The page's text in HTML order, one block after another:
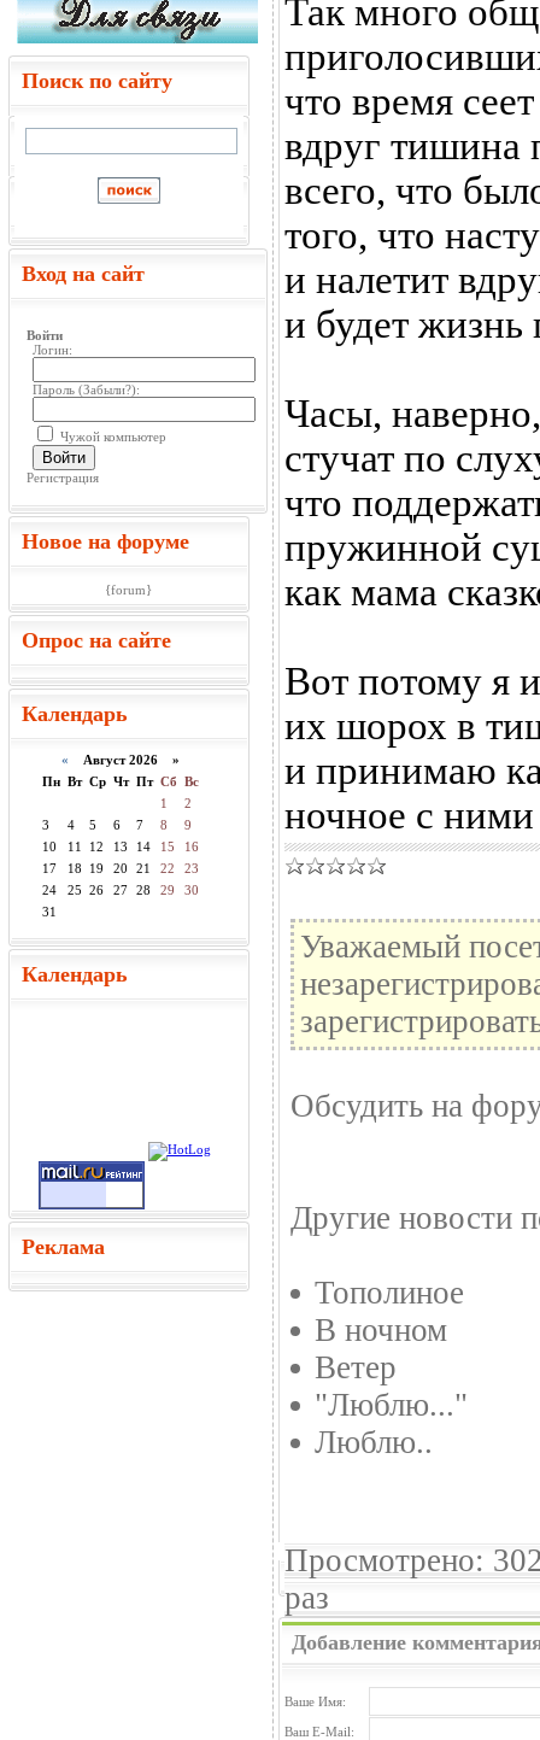
Поиск по сайту
Вход на сайт
Войти
Логин:
Пароль (Забыли?):
Чужой компьютер
Войти
Регистрация
Новое на форуме
{forum}
Опрос на сайте
Календарь
« Август 2026 »
Пн Вт Ср Чт Пт Сб Вс
1
2
3
4 5 6 7 8
9
10
11 12 13 14 15
16
17
18 19 20 21 22
23
24
25 26 27 28 29
30
31
Календарь
Реклама
Так много
что время
вдруг тишина
всего, что
того, что
и налетит
и будет жизнь
Часы,
стучат по
что
пружинной
как мама
Вот потому я
их шорох в
и принимаю
ночное с
Уважаемый
Обсудить на
Другие новости
Тополиное
В ночном
Ветер
"Люблю..."
Люблю..
Просмотрено:
раз
Добавление
Ваше Имя:
Ваш E-Mail: